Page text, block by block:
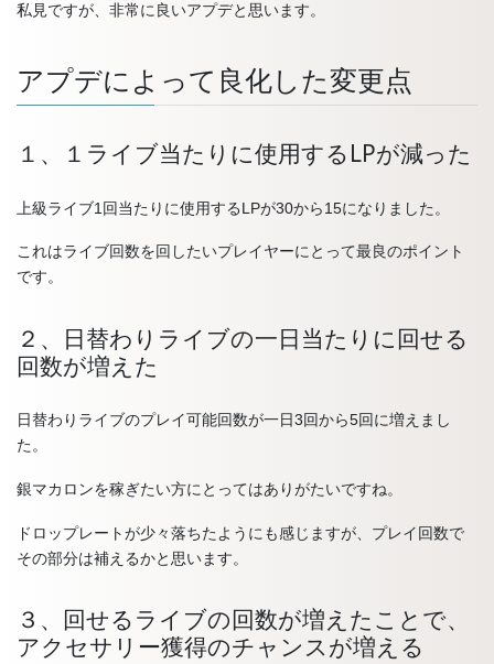
私見ですが、非常に良いアプデと思います。
アプデによって良化した変更点
１、１ライブ当たりに使用するLPが減った
上級ライブ1回当たりに使用するLPが30から15になりました。
これはライブ回数を回したいプレイヤーにとって最良のポイント
です。
２、日替わりライブの一日当たりに回せる
回数が増えた
日替わりライブのプレイ可能回数が一日3回から5回に増えまし
た。
銀マカロンを稼ぎたい方にとってはありがたいですね。
ドロップレートが少々落ちたようにも感じますが、プレイ回数で
その部分は補えるかと思います。
３、回せるライブの回数が増えたことで、
アクセサリー獲得のチャンスが増える